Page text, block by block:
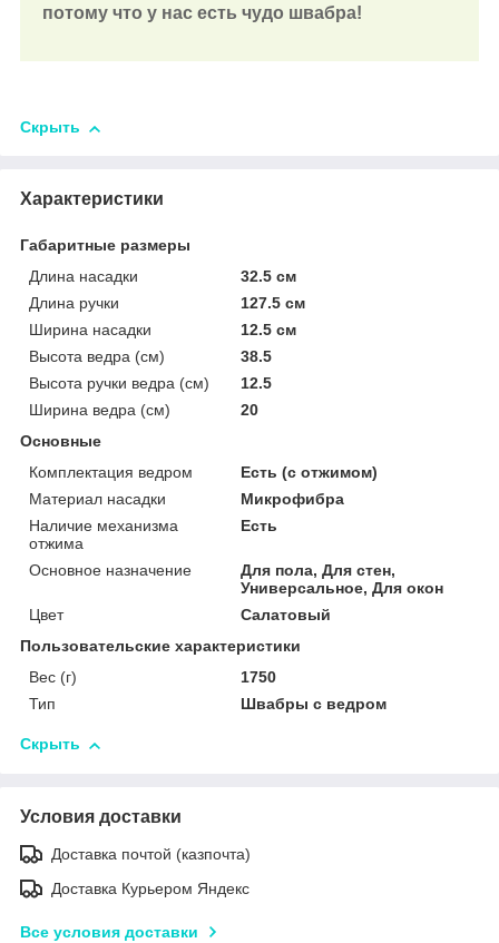
потому что у нас есть чудо швабра!
Скрыть
Характеристики
Габаритные размеры
Длина насадки
32.5 см
Длина ручки
127.5 см
Ширина насадки
12.5 см
Высота ведра (см)
38.5
Высота ручки ведра (см)
12.5
Ширина ведра (см)
20
Основные
Комплектация ведром
Есть (с отжимом)
Материал насадки
Микрофибра
Наличие механизма
отжима
Есть
Основное назначение
Для пола, Для стен,
Универсальное, Для окон
Цвет
Салатовый
Пользовательские характеристики
Вес (г)
1750
Тип
Швабры с ведром
Скрыть
Условия доставки
Доставка почтой (казпочта)
Доставка Курьером Яндекс
Все условия доставки